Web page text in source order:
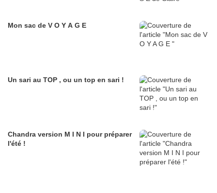
Mon sac de V O Y A G E
Un sari au TOP , ou un top en sari !
Chandra version M I N I pour préparer
l'été !